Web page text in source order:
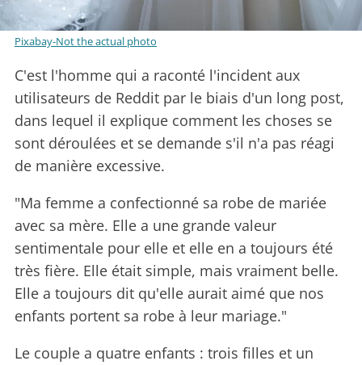
Pixabay-Not the actual photo
C'est l'homme qui a raconté l'incident aux
utilisateurs de Reddit par le biais d'un long post,
dans lequel il explique comment les choses se
sont déroulées et se demande s'il n'a pas réagi
de manière excessive.
"Ma femme a confectionné sa robe de mariée
avec sa mère. Elle a une grande valeur
sentimentale pour elle et elle en a toujours été
très fière. Elle était simple, mais vraiment belle.
Elle a toujours dit qu'elle aurait aimé que nos
enfants portent sa robe à leur mariage."
Le couple a quatre enfants : trois filles et un